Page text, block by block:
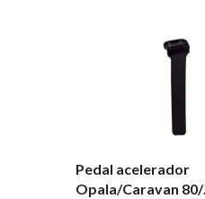
Pedal acelerador
Opala/Caravan